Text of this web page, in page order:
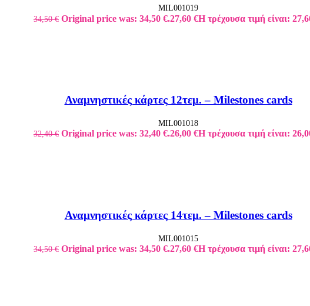
MIL001019
34,50€ Original price was: 34,50 €.27,60 €Η τρέχουσα τιμή είναι:
Αναμνηστικές κάρτες 12τεμ. – Milestones cards
MIL001018
32,40€ Original price was: 32,40 €.26,00 €Η τρέχουσα τιμή είναι:
Αναμνηστικές κάρτες 14τεμ. – Milestones cards
MIL001015
34,50€ Original price was: 34,50 €.27,60 €Η τρέχουσα τιμή είναι: